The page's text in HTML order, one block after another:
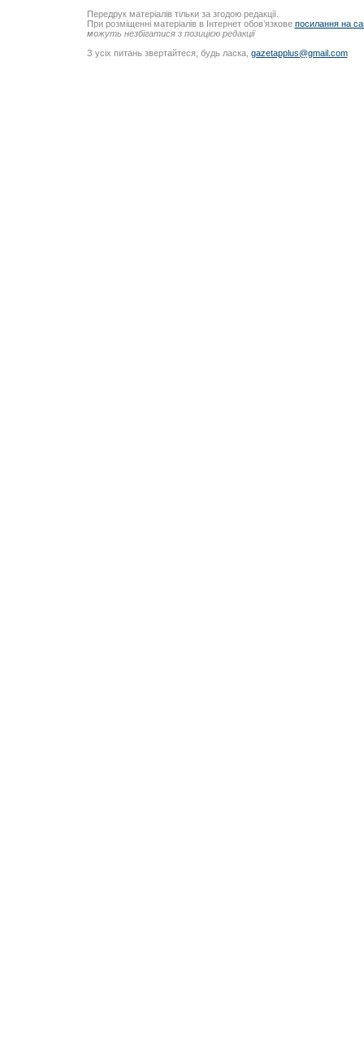
Передрук матеріалів тільки за згодою редакції.
При розміщенні матеріалів в Інтернет обов’язкове посилання на
можуть незбігатися з позицією редакції
З усіх питань звертайтеся, будь ласка, gazetapplus@gmail.com